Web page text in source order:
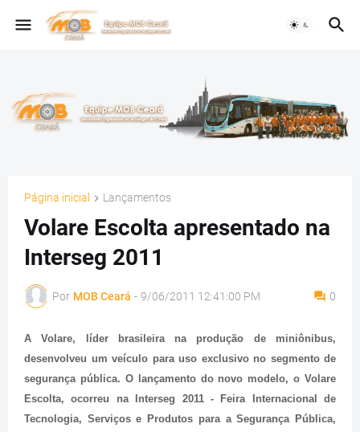
Página inicial Lançamentos
Volare Escolta apresentado na
Interseg 2011
Por MOB Ceará - 9/06/2011 12:41:00 PM 0
A Volare, líder brasileira na produção de miniônibus,
desenvolveu um veículo para uso exclusivo no segmento de
segurança pública. O lançamento do novo modelo, o Volare
Escolta, ocorreu na Interseg 2011 - Feira Internacional de
Tecnologia, Serviços e Produtos para a Segurança Pública,